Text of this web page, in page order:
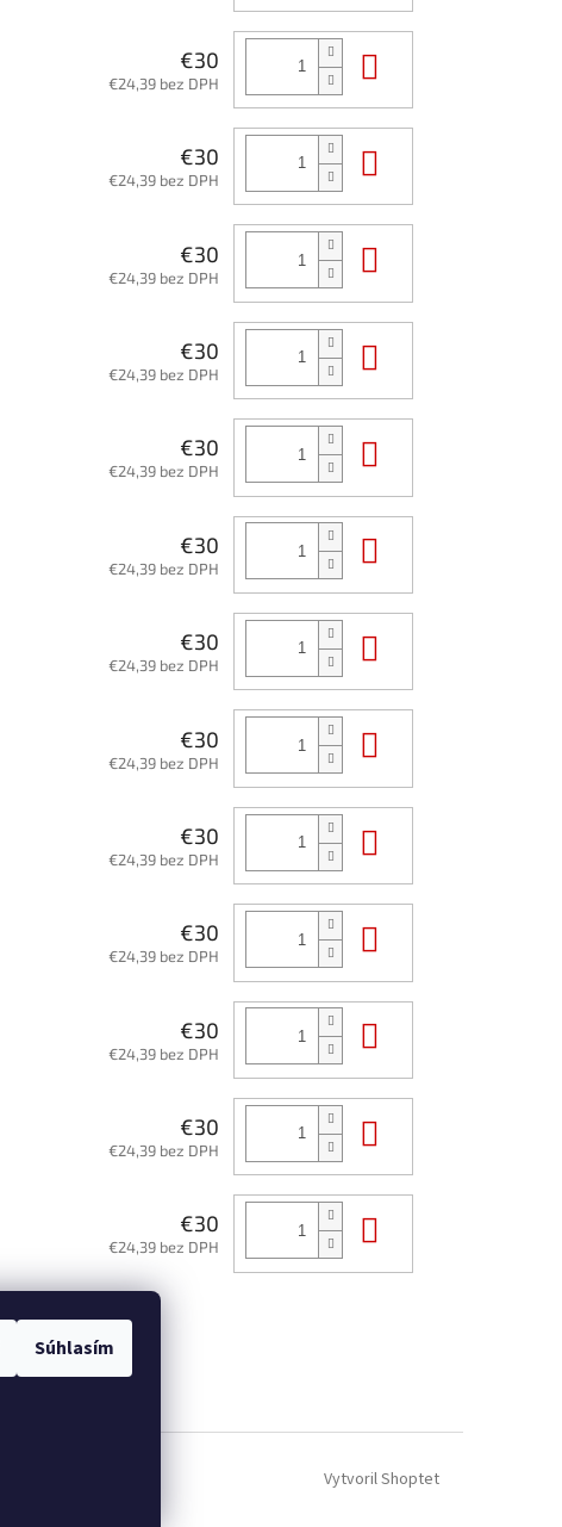
Súhlasím
€30
€24,39 bez DPH
€30
€24,39 bez DPH
€30
€24,39 bez DPH
€30
€24,39 bez DPH
€30
€24,39 bez DPH
€30
€24,39 bez DPH
€30
€24,39 bez DPH
€30
€24,39 bez DPH
€30
€24,39 bez DPH
€30
€24,39 bez DPH
€30
€24,39 bez DPH
€30
€24,39 bez DPH
€30
€24,39 bez DPH
Vytvoril Shoptet